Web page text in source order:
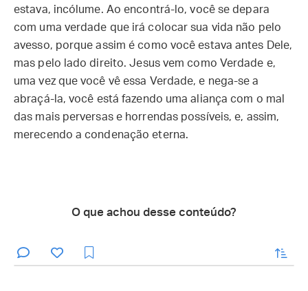
estava, incólume. Ao encontrá-lo, você se depara
com uma verdade que irá colocar sua vida não pelo
avesso, porque assim é como você estava antes Dele,
mas pelo lado direito. Jesus vem como Verdade e,
uma vez que você vê essa Verdade, e nega-se a
abraçá-la, você está fazendo uma aliança com o mal
das mais perversas e horrendas possíveis, e, assim,
merecendo a condenação eterna.
O que achou desse conteúdo?
enviar